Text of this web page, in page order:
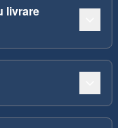
livrare